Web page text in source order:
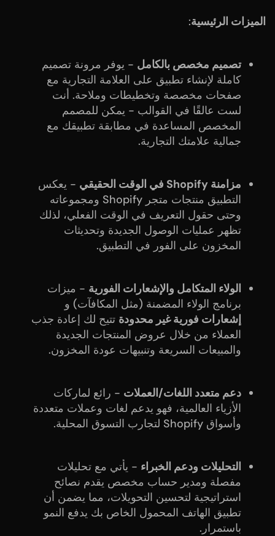
الميزات الرئيسية:
تصميم مخصص بالكامل - يوفر مرونة تصميم
كاملة لإنشاء تطبيق على العلامة التجارية مع
صفحات مخصصة وتخطيطات وملاحة. أنت
لست عالقًا في القوالب - يمكن للمصمم
المخصص المساعدة في مطابقة تطبيقك مع
جمالية علامتك التجارية.
مزامنة Shopify في الوقت الحقيقي
- يعكس
التطبيق منتجات متجر Shopify ومجموعاته
وحتى حقول التعريف في الوقت الفعلي، لذلك
تظهر عمليات الوصول الجديدة وتحديثات
المخزون على الفور في التطبيق.
الولاء المتكامل والإشعارات الفورية - ميزات
برنامج الولاء المضمنة (مثل المكافآت) و
إشعارات فورية غير محدودة تتيح لك إعادة جذب
العملاء من خلال عروض المنتجات الجديدة
والمبيعات السريعة وتنبيهات عودة المخزون.
دعم متعدد اللغات/العملات - رائع لماركات
الأزياء العالمية، فهو يدعم لغات وعملات متعددة
وأسواق Shopify لتجارب التسوق المحلية.
التحليلات ودعم الخبراء - يأتي مع تحليلات
مفصلة ومدير حساب مخصص يقدم نصائح
استراتيجية لتحسين التحويلات، مما يضمن أن
تطبيق الهاتف المحمول الخاص بك يدفع النمو
باستمرار.